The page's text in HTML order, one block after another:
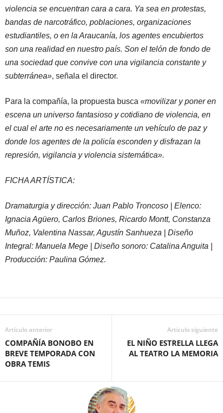
violencia se encuentran cara a cara. Ya sea en protestas,
bandas de narcotráfico, poblaciones, organizaciones
estudiantiles, o en la Araucanía, los agentes encubiertos
son una realidad en nuestro país. Son el telón de fondo de
una sociedad que convive con una vigilancia constante y
subterránea», señala el director.
Para la compañía, la propuesta busca «movilizar y poner en
escena un universo fantasioso y cotidiano de violencia, en
el cual el arte no es necesariamente un vehículo de paz y
donde los agentes de la policía esconden y disfrazan la
represión, vigilancia y violencia sistemática».
FICHA ARTÍSTICA:
​Dramaturgia y dirección: Juan Pablo Troncoso | Elenco:
Ignacia Agüero, Carlos Briones, Ricardo Montt, Constanza
Muñoz, Valentina Nassar, Agustín Sanhueza | Diseño
Integral: Manuela Mege | Diseño sonoro: Catalina Anguita |
Producción: Paulina Gómez.
Artículo anterior
COMPAÑÍA BONOBO EN
BREVE TEMPORADA CON
OBRA TEMIS
Artículo siguiente
EL NIÑO ESTRELLA LLEGA
AL TEATRO LA MEMORIA